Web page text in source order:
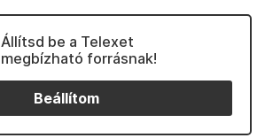
Állítsd be a Telexet
megbízható forrásnak!
Beállítom